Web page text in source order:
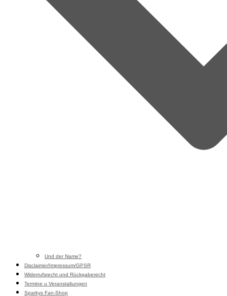
Und der Name?
Disclaimer/Impressum/GPSR
Widerrufsrecht und Rückgaberecht
Termine u Veranstaltungen
Sparkys Fan-Shop